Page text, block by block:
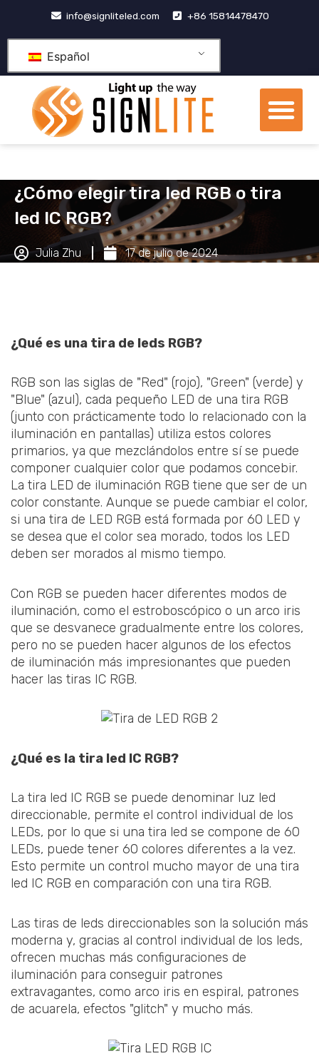
content
info@signliteled.com +86 15814478470
Español
¿Cómo elegir tira led RGB o tira
led IC RGB?
Julia Zhu 17 de julio de 2024
¿Qué es una tira de leds RGB?
RGB son las siglas de "Red" (rojo), "Green" (verde) y
"Blue" (azul), cada pequeño LED de una tira RGB
(junto con prácticamente todo lo relacionado con la
iluminación en pantallas) utiliza estos colores
primarios, ya que mezclándolos entre sí se puede
componer cualquier color que podamos concebir.
La tira LED de iluminación RGB tiene que ser de un
color constante. Aunque se puede cambiar el color,
si una tira de LED RGB está formada por 60 LED y
se desea que el color sea morado, todos los LED
deben ser morados al mismo tiempo.
Con RGB se pueden hacer diferentes modos de
iluminación, como el estroboscópico o un arco iris
que se desvanece gradualmente entre los colores,
pero no se pueden hacer algunos de los efectos
de iluminación más impresionantes que pueden
hacer las tiras IC RGB.
¿Qué es la tira led IC RGB?
La tira led IC RGB se puede denominar luz led
direccionable, permite el control individual de los
LEDs, por lo que si una tira led se compone de 60
LEDs, puede tener 60 colores diferentes a la vez.
Esto permite un control mucho mayor de una tira
led IC RGB en comparación con una tira RGB.
Las tiras de leds direccionables son la solución más
moderna y, gracias al control individual de los leds,
ofrecen muchas más configuraciones de
iluminación para conseguir patrones
extravagantes, como arco iris en espiral, patrones
de acuarela, efectos "glitch" y mucho más.